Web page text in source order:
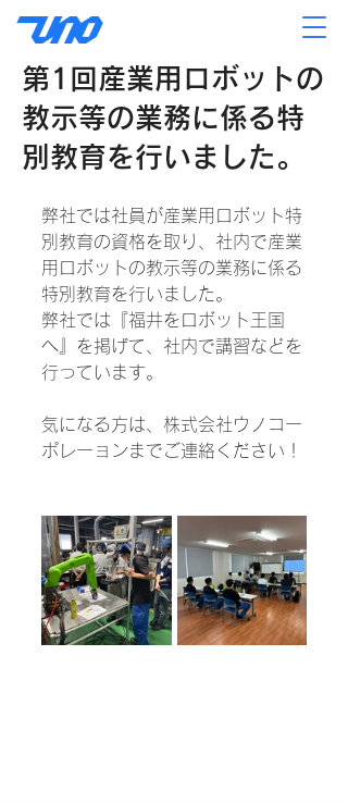
第1回産業用ロボットの
教示等の業務に係る特
別教育を行いました。
弊社では社員が産業用ロボット特
別教育の資格を取り、社内で産業
用ロボットの教示等の業務に係る
特別教育を行いました。
弊社では『福井をロボット王国
へ』を掲げて、社内で講習などを
行っています。
気になる方は、株式会社ウノコー
ポレーョンまでご連絡ください！